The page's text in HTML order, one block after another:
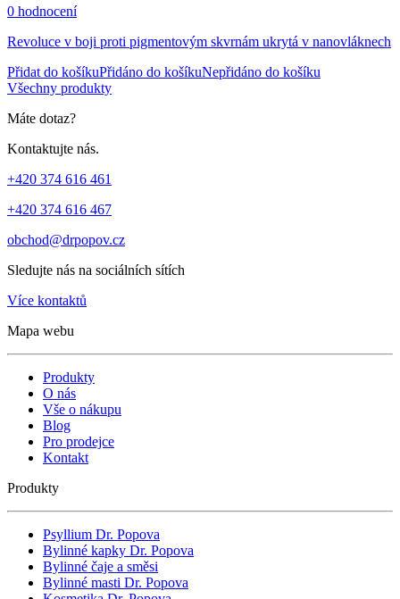
0 hodnocení
Revoluce v boji proti pigmentovým skvrnám ukrytá v nanovláknech
Přidat do košíkuPřidáno do košíkuNepřidáno do košíku
Všechny produkty
Máte dotaz?
Kontaktujte nás.
+420 374 616 461
+420 374 616 467
obchod@drpopov.cz
Sledujte nás na sociálních sítích
Více kontaktů
Mapa webu
Produkty
O nás
Vše o nákupu
Blog
Pro prodejce
Kontakt
Produkty
Psyllium Dr. Popova
Bylinné kapky Dr. Popova
Bylinné čaje a směsi
Bylinné masti Dr. Popova